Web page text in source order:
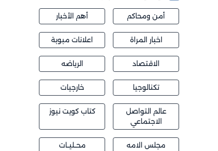
أمن ومحاكم أهم الأخبار
اخبار المراة اعلانات مبوبة
الاقتصاد الرياضه
تكنالوجيا خارجيات
عالم التواصل
الاجتماعي
كتاب كويت نيوز
مجلس الامه محــليــات